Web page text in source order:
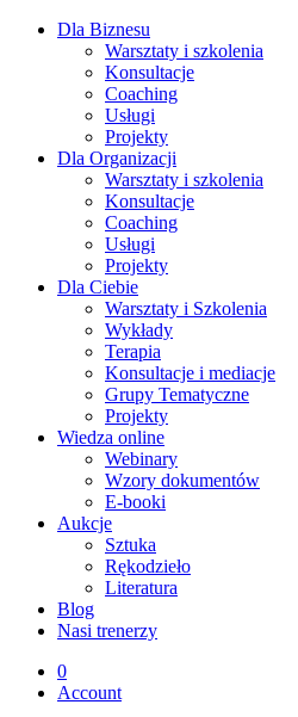
Dla Biznesu
Warsztaty i szkolenia
Konsultacje
Coaching
Usługi
Projekty
Dla Organizacji
Warsztaty i szkolenia
Konsultacje
Coaching
Usługi
Projekty
Dla Ciebie
Warsztaty i Szkolenia
Wykłady
Terapia
Konsultacje i mediacje
Grupy Tematyczne
Projekty
Wiedza online
Webinary
Wzory dokumentów
E-booki
Aukcje
Sztuka
Rękodzieło
Literatura
Blog
Nasi trenerzy
0
Account